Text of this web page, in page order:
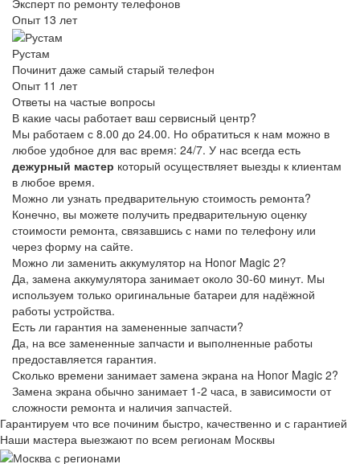
Опыт 13 лет
Рустам
Починит даже самый старый телефон
Опыт 11 лет
Ответы на частые вопросы
В какие часы работает ваш сервисный центр?
Мы работаем с 8.00 до 24.00. Но обратиться к нам можно в
любое удобное для вас время: 24/7. У нас всегда есть
дежурный мастер который осуществляет выезды к клиентам
в любое время.
Можно ли узнать предварительную стоимость ремонта?
Конечно, вы можете получить предварительную оценку
стоимости ремонта, связавшись с нами по телефону или
через форму на сайте.
Можно ли заменить аккумулятор на Honor Magic 2?
Да, замена аккумулятора занимает около 30-60 минут. Мы
используем только оригинальные батареи для надёжной
работы устройства.
Есть ли гарантия на замененные запчасти?
Да, на все замененные запчасти и выполненные работы
предоставляется гарантия.
Сколько времени занимает замена экрана на Honor Magic 2?
Замена экрана обычно занимает 1-2 часа, в зависимости от
сложности ремонта и наличия запчастей.
Гарантируем что все починим быстро, качественно и с гарантией
Наши мастера выезжают по всем регионам Москвы